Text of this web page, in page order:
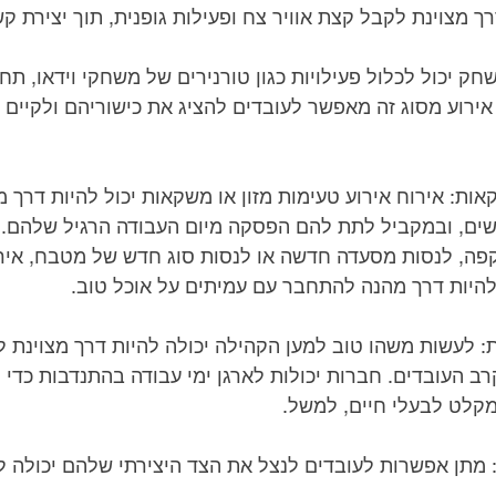
מצוינת לקבל קצת אוויר צח ופעילות גופנית, תוך יצירת
להיות דרך מהנה להתחבר עם עמיתים על אוכל טוב.
לבעלי חיים, למשל.